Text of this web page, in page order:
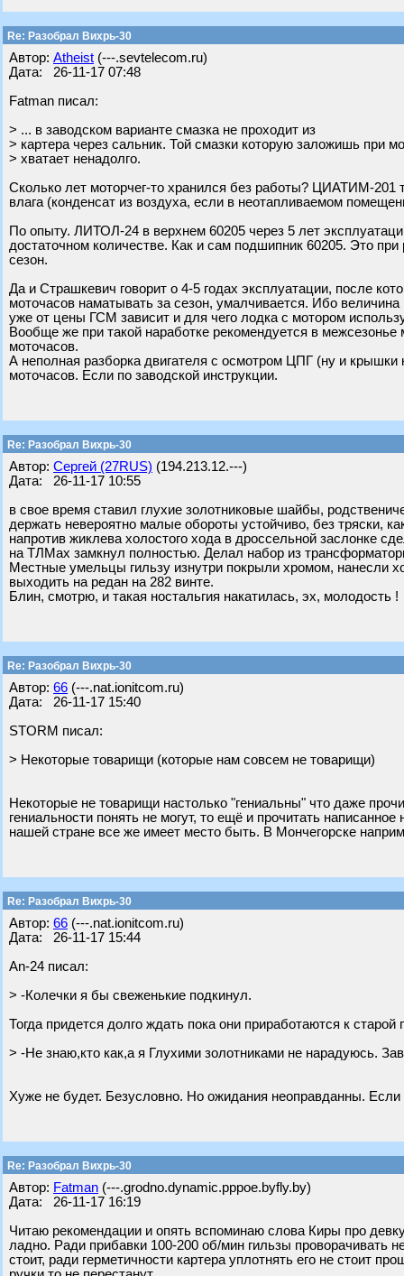
Re: Разобрал Вихрь-30
Автор: Atheist (---.sevtelecom.ru)
Дата: 26-11-17 07:48
Fatman писал:
> ... в заводском варианте смазка не проходит из
> картера через сальник. Той смазки которую заложишь при
> хватает ненадолго.
Сколько лет моторчег-то хранился без работы? ЦИАТИМ-201
влага (конденсат из воздуха, если в неотапливаемом
По опыту. ЛИТОЛ-24 в верхнем 60205 через 5 лет
достаточном количестве. Как и сам подшипник 60205. Это
сезон.
Да и Страшкевич говорит о 4-5 годах эксплуатации, после
моточасов наматывать за сезон, умалчивается. Ибо
уже от цены ГСМ зависит и для чего лодка с мотором
Вообще же при такой наработке рекомендуется в
моточасов.
А неполная разборка двигателя с осмотром ЦПГ (ну и
моточасов. Если по заводской инструкции.
Re: Разобрал Вихрь-30
Автор: Сергей (27RUS) (194.213.12.---)
Дата: 26-11-17 10:55
в свое время ставил глухие золотниковые шайбы,
держать невероятно малые обороты устойчиво, без тряски,
напротив жиклева холостого хода в дроссельной заслонке
на ТЛМах замкнул полностью. Делал набор из
Местные умельцы гильзу изнутри покрыли хромом, нанесли
выходить на редан на 282 винте.
Блин, смотрю, и такая ностальгия накатилась, эх, молодость !
Re: Разобрал Вихрь-30
Автор: 66 (---.nat.ionitcom.ru)
Дата: 26-11-17 15:40
STORM писал:
> Некоторые товарищи (которые нам совсем не товарищи)
Некоторые не товарищи настолько "гениальны" что даже
гениальности понять не могут, то ещё и прочитать
нашей стране все же имеет место быть. В Мончегорске
Re: Разобрал Вихрь-30
Автор: 66 (---.nat.ionitcom.ru)
Дата: 26-11-17 15:44
An-24 писал:
> -Колечки я бы свеженькие подкинул.
Тогда придется долго ждать пока они приработаются к старой
> -Не знаю,кто как,а я Глухими золотниками не нарадуюсь.
Хуже не будет. Безусловно. Но ожидания неоправданны. Если
Re: Разобрал Вихрь-30
Автор: Fatman (---.grodno.dynamic.pppoe.byfly.by)
Дата: 26-11-17 16:19
Читаю рекомендации и опять вспоминаю слова Киры про
ладно. Ради прибавки 100-200 об/мин гильзы проворачивать
стоит, ради герметичности картера уплотнять его не стоит